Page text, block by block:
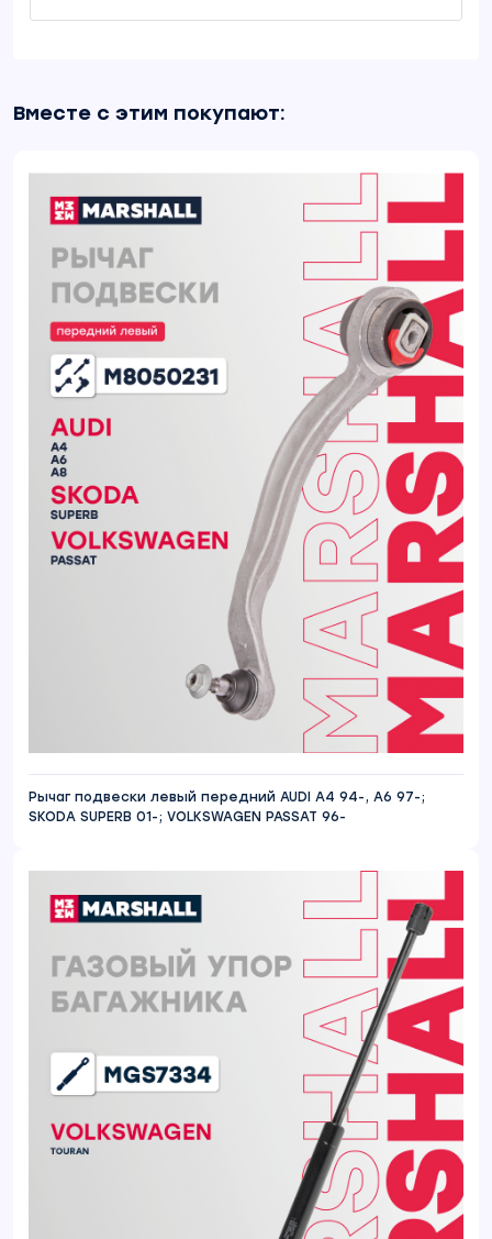
Вместе с этим покупают:
Рычаг подвески левый передний AUDI A4 94-, A6 97-;
SKODA SUPERB 01-; VOLKSWAGEN PASSAT 96-